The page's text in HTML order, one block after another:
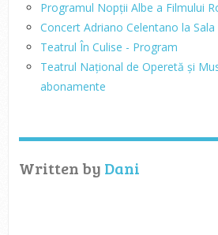
Programul Nopții Albe a Filmului
Concert Adriano Celentano la Sala
Teatrul În Culise - Program
Teatrul Național de Operetă și
abonamente
Written by Dani